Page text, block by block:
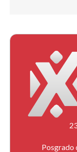
Posgrado